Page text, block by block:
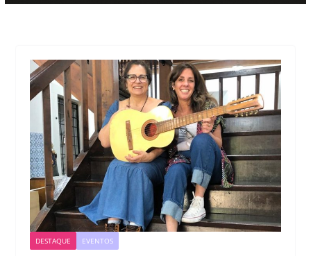
DESTAQUE EVENTOS